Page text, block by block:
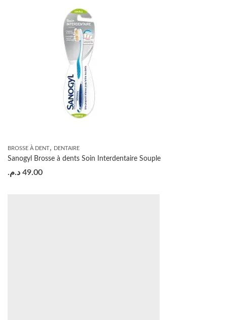
BROSSE À DENT, DENTAIRE
Sanogyl Brosse à dents Soin Interdentaire Souple
49.00 د.م.